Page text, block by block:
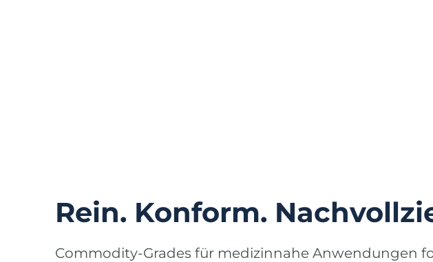
Rein. Konform.
Commodity-Grades für medizinnahe Anwendungen